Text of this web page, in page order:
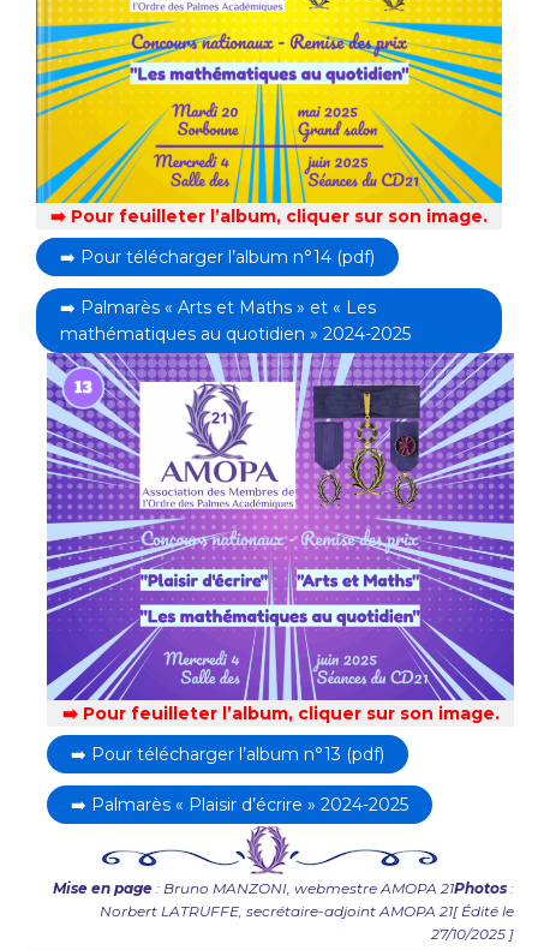
➡️ Pour feuilleter l’album, cliquer sur son image.
➡️ Pour télécharger l’album n°14 (pdf)
➡️ Palmarès « Arts et Maths » et « Les
mathématiques au quotidien » 2024-2025
➡️ Pour feuilleter l’album, cliquer sur son image.
➡️ Pour télécharger l’album n°13 (pdf)
➡️ Palmarès « Plaisir d’écrire » 2024-2025
Mise en page : Bruno MANZONI, webmestre AMOPA 21Photos :
Norbert LATRUFFE, secrétaire-adjoint AMOPA 21[ Édité le
27/10/2025 ]